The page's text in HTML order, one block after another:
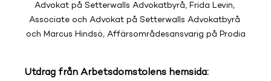
Advokat på Setterwalls Advokatbyrå, Frida Levin,
Associate och Advokat på Setterwalls Advokatbyrå
och Marcus Hindsö, Affärsområdesansvarig på Prodia
Utdrag från Arbetsdomstolens hemsida: